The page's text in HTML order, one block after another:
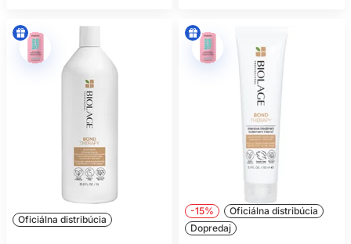
Oficiálna distribúcia
-15%
Oficiálna distribúcia
Dopredaj